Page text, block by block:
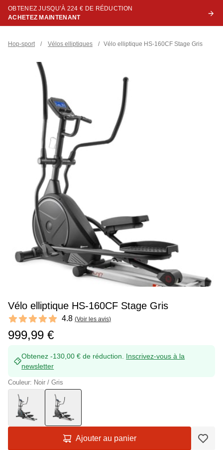
OBTENEZ JUSQU’À 224 € DE RÉDUCTION
ACHETEZ MAINTENANT
Hop-sport / Vélos elliptiques / Vélo elliptique HS-160CF Stage Gris
Vélo elliptique HS-160CF Stage Gris
Reviews
4.8 out of 5 stars 4.8 (Voir les avis)
999,99 €
Obtenez -130,00 € de réduction. Inscrivez-vous à la
newsletter
Couleur: Noir / Gris
Ajouter au panier